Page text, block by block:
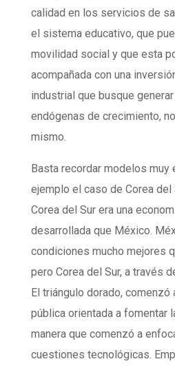
calidad en los servicios de
el sistema educativo, que
movilidad social y que esta
acompañada con una
industrial que busque
endógenas de crecimiento,
mismo.
Basta recordar modelos
ejemplo el caso de Corea del
Corea del Sur era una
desarrollada que México.
condiciones mucho mejores
pero Corea del Sur, a través
El triángulo dorado,
pública orientada a fomentar
manera que comenzó a
cuestiones tecnológicas.